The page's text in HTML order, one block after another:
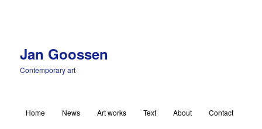
Jan Goossen
Contemporary art
Skip to primary content
Home News Art works Text About Contact